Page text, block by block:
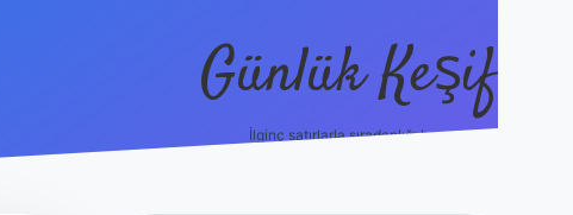
Günlük Keşif
İlginç satırlarla sıradanlığı boz.